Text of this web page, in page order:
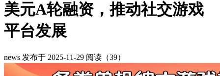
美元A轮融资，推动社交游戏
平台发展
news 发布于 2025-11-29 阅读（39）